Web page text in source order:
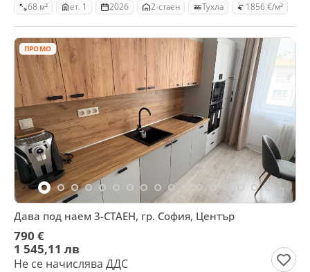
68 м² ет. 1 2026 2-стаен Тухла 1856 €/м²
ПРОМО
Дава под наем 3-СТАЕН, гр. София, Център
790 €
1 545,11 лв
Не се начислява ДДС